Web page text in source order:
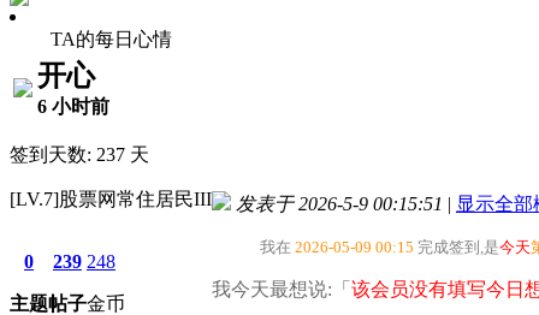
TA的每日心情
开心
6 小时前
签到天数: 237 天
[LV.7]股票网常住居民III
0
主题
239
帖子
248
金币
发表于 2026-5-9 00:15:51 | 显示全部
我在 2026-05-09 00:15 完成签到,是今天
我今天最想说:「 该会员没有填写今日